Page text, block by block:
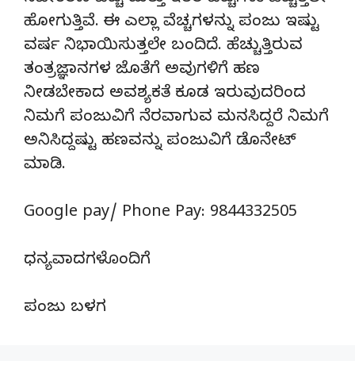
ಹೋಗುತ್ತಿವೆ. ಈ ಎಲ್ಲಾ ವೆಚ್ಚಗಳನ್ನು ಪಂಜು ಇಷ್ಟು
ವರ್ಷ ನಿಭಾಯಿಸುತ್ತಲೇ ಬಂದಿದೆ. ಹೆಚ್ಚುತ್ತಿರುವ
ತಂತ್ರಜ್ಞಾನಗಳ ಜೊತೆಗೆ ಅವುಗಳಿಗೆ ಹಣ
ನೀಡಬೇಕಾದ ಅವಶ್ಯಕತೆ ಕೂಡ ಇರುವುದರಿಂದ
ನಿಮಗೆ ಪಂಜುವಿಗೆ ನೆರವಾಗುವ ಮನಸಿದ್ದರೆ ನಿಮಗೆ
ಅನಿಸಿದ್ದಷ್ಟು ಹಣವನ್ನು ಪಂಜುವಿಗೆ ಡೊನೇಟ್‌
ಮಾಡಿ.
Google pay/ Phone Pay: 9844332505
ಧನ್ಯವಾದಗಳೊಂದಿಗೆ
ಪಂಜು ಬಳಗ